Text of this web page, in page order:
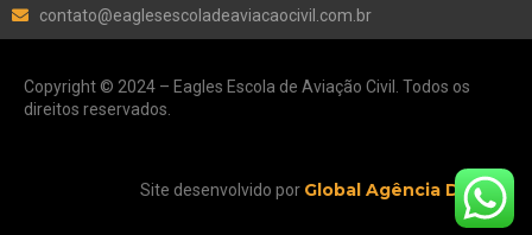
contato@eaglesescoladeaviacaocivil.com.br
Copyright © 2024 – Eagles Escola de Aviação Civil. Todos os
direitos reservados.
Site desenvolvido por Global Agência Digital.